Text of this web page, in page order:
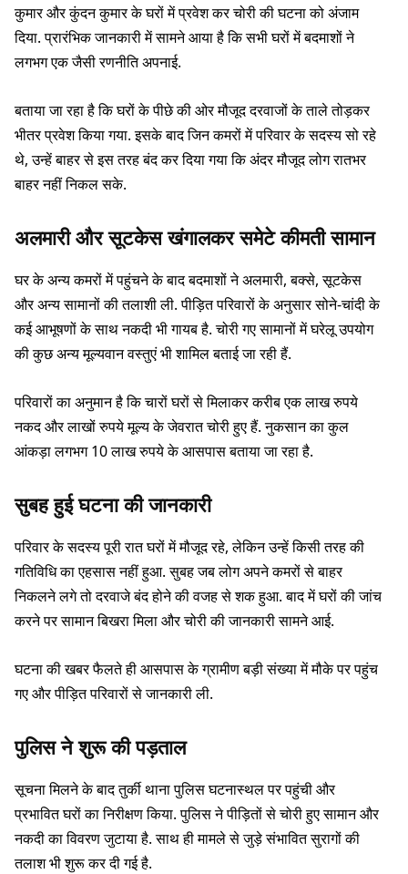
कुमार और कुंदन कुमार के घरों में प्रवेश कर चोरी की घटना को अंजाम
दिया. प्रारंभिक जानकारी में सामने आया है कि सभी घरों में बदमाशों ने
लगभग एक जैसी रणनीति अपनाई.
बताया जा रहा है कि घरों के पीछे की ओर मौजूद दरवाजों के ताले तोड़कर
भीतर प्रवेश किया गया. इसके बाद जिन कमरों में परिवार के सदस्य सो रहे
थे, उन्हें बाहर से इस तरह बंद कर दिया गया कि अंदर मौजूद लोग रातभर
बाहर नहीं निकल सके.
अलमारी और सूटकेस खंगालकर समेटे कीमती सामान
घर के अन्य कमरों में पहुंचने के बाद बदमाशों ने अलमारी, बक्से, सूटकेस
और अन्य सामानों की तलाशी ली. पीड़ित परिवारों के अनुसार सोने-चांदी के
कई आभूषणों के साथ नकदी भी गायब है. चोरी गए सामानों में घरेलू उपयोग
की कुछ अन्य मूल्यवान वस्तुएं भी शामिल बताई जा रही हैं.
परिवारों का अनुमान है कि चारों घरों से मिलाकर करीब एक लाख रुपये
नकद और लाखों रुपये मूल्य के जेवरात चोरी हुए हैं. नुकसान का कुल
आंकड़ा लगभग 10 लाख रुपये के आसपास बताया जा रहा है.
सुबह हुई घटना की जानकारी
परिवार के सदस्य पूरी रात घरों में मौजूद रहे, लेकिन उन्हें किसी तरह की
गतिविधि का एहसास नहीं हुआ. सुबह जब लोग अपने कमरों से बाहर
निकलने लगे तो दरवाजे बंद होने की वजह से शक हुआ. बाद में घरों की जांच
करने पर सामान बिखरा मिला और चोरी की जानकारी सामने आई.
घटना की खबर फैलते ही आसपास के ग्रामीण बड़ी संख्या में मौके पर पहुंच
गए और पीड़ित परिवारों से जानकारी ली.
पुलिस ने शुरू की पड़ताल
सूचना मिलने के बाद तुर्की थाना पुलिस घटनास्थल पर पहुंची और
प्रभावित घरों का निरीक्षण किया. पुलिस ने पीड़ितों से चोरी हुए सामान और
नकदी का विवरण जुटाया है. साथ ही मामले से जुड़े संभावित सुरागों की
तलाश भी शुरू कर दी गई है.